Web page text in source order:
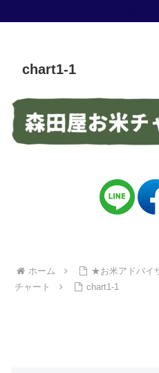
chart1-1
ホーム ★お米アドバイ
チャート
chart1-1